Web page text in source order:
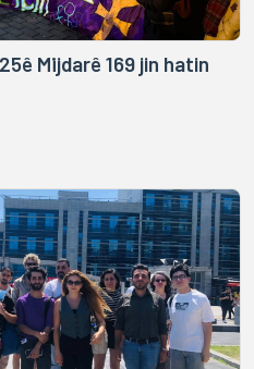
Mijdarê 169 jin hatin